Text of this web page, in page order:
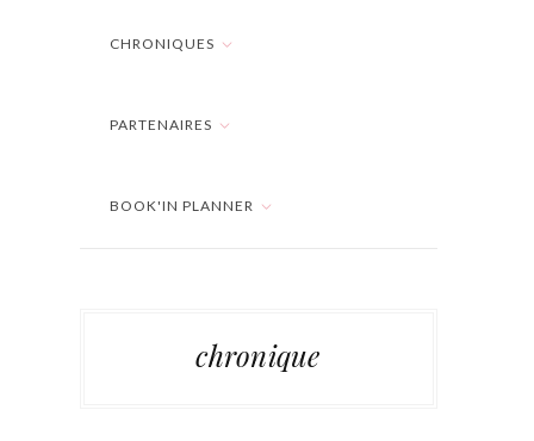
CHRONIQUES
PARTENAIRES
BOOK'IN PLANNER
chronique